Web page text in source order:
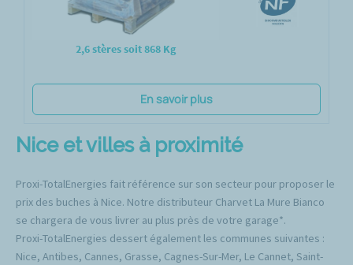
2,6 stères soit 868 Kg
En savoir plus
Nice et villes à proximité
Proxi-TotalEnergies fait référence sur son secteur pour proposer le
prix des buches à Nice. Notre distributeur Charvet La Mure Bianco
se chargera de vous livrer au plus près de votre garage*.
Proxi-TotalEnergies dessert également les communes suivantes :
Nice, Antibes, Cannes, Grasse, Cagnes-Sur-Mer, Le Cannet, Saint-